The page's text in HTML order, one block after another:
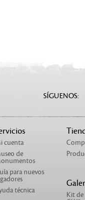
SÍGUENOS:
cuenta
de
para nuevos
técnica
Kit de